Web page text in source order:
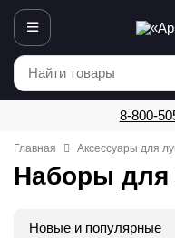
8-800-
Главная Аксессуары для
Наборы для
Новые и популярные